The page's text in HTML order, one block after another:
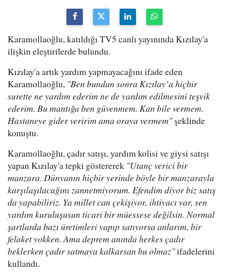
Karamollaoğlu, katıldığı TV5 canlı yayınında Kızılay'a
ilişkin eleştirilerde bulundu.
Kızılay'a artık yardım yapmayacağını ifade eden
Karamollaoğlu, "Ben bundan sonra Kızılay’a hiçbir
surette ne yardım ederim ne de yardım edilmesini teşvik
ederim. Bu mantığa ben güvenmem. Kan bile vermem.
Hastaneye gider veririm ama oraya vermem"şeklinde
konuştu.
Karamollaoğlu, çadır satışı, yardım kolisi ve giysi satışı
yapan Kızılay'a tepki göstererek "Utanç verici bir
manzara. Dünyanın hiçbir yerinde böyle bir manzarayla
karşılaşılacağını zannetmiyorum. Efendim diyor biz satış
da yapabiliriz. Ya millet can çekişiyor, ihtiyacı var, sen
yardım kuruluşusun ticari bir müessese değilsin. Normal
şartlarda bazı üretimleri yapıp satıyorsa anlarım, bir
felaket yokken. Ama deprem anında herkes çadır
beklerken çadır satmaya kalkarsan bu olmaz"ifadelerini
kullandı.